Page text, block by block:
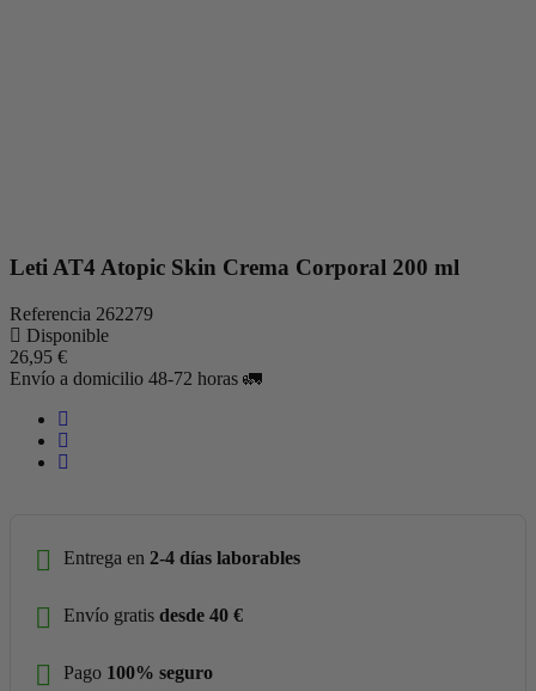
Leti AT4 Atopic Skin Crema Corporal 200 ml
Referencia 262279
Disponible
26,95 €
Envío a domicilio 48-72 horas 🚛
Entrega en 2-4 días laborables
Envío gratis desde 40 €
Pago 100% seguro